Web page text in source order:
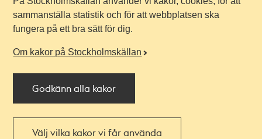
sammanställa statistik och för att webbplatsen ska
fungera på ett bra sätt för dig.
Om kakor på Stockholmskällan
Godkänn alla kakor
Välj vilka kakor vi får använda